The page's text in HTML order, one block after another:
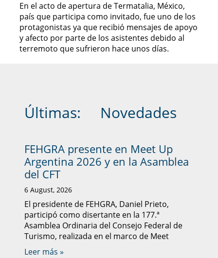
En el acto de apertura de Termatalia, México,
país que participa como invitado, fue uno de los
protagonistas ya que recibió mensajes de apoyo
y afecto por parte de los asistentes debido al
terremoto que sufrieron hace unos días.
Últimas: Novedades
FEHGRA presente en Meet Up
Argentina 2026 y en la Asamblea
del CFT
6 August, 2026
El presidente de FEHGRA, Daniel Prieto,
participó como disertante en la 177.ª
Asamblea Ordinaria del Consejo Federal de
Turismo, realizada en el marco de Meet
Leer más »